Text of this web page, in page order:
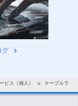
グ
ビス（個人） ケーブルライ